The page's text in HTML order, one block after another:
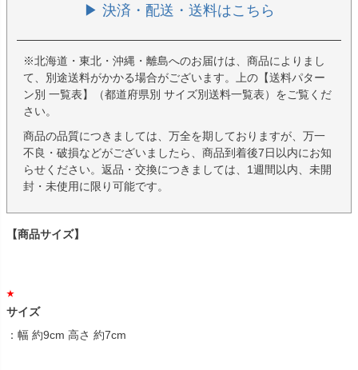
▶ 決済・配送・送料はこちら
※北海道・東北・沖縄・離島へのお届けは、商品によりまし
て、別途送料がかかる場合がございます。上の【送料パター
ン別 一覧表】（都道府県別 サイズ別送料一覧表）をご覧くだ
さい。
商品の品質につきましては、万全を期しておりますが、万一
不良・破損などがございましたら、商品到着後7日以内にお知
らせください。返品・交換につきましては、1週間以内、未開
封・未使用に限り可能です。
【商品サイズ】
サイズ
：幅 約9cm 高さ 約7cm